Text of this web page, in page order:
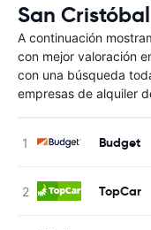
San
A continuación
con mejor valoración
con una búsqueda
empresas de alquiler
Budget
TopCar